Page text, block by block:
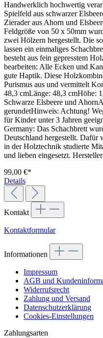
Handwerklich hochwertig
Spielfeld aus schwarzer
Zierader aus Ahorn und
Feldgröße von 50 x 50mm
zwei Hölzern hergestellt. Die
lassen ein einmaliges
besteht aus fein gepresstem
bearbeiten: Alle Ecken und
gute Haptik. Diese
Purismus aus und vermittelt
48,3 cmLänge: 48,3 cmHöhe:
Schwarze Elsbeere und
gerundetHinweis: Achtung!
für Kinder unter 3 Jahren
Germany: Das Schachbrett
Deutschland hergestellt. Dafür
in der Holztechnik studierte
und lieben eingesetzt.
99,00 €*
Details
Kontakt
Kontaktformular
Informationen
Impressum
AGB und
Widerrufsrecht
Zahlung und Versand
Datenschutzerklärung
Cookies-Einstellungen
Zahlungsarten